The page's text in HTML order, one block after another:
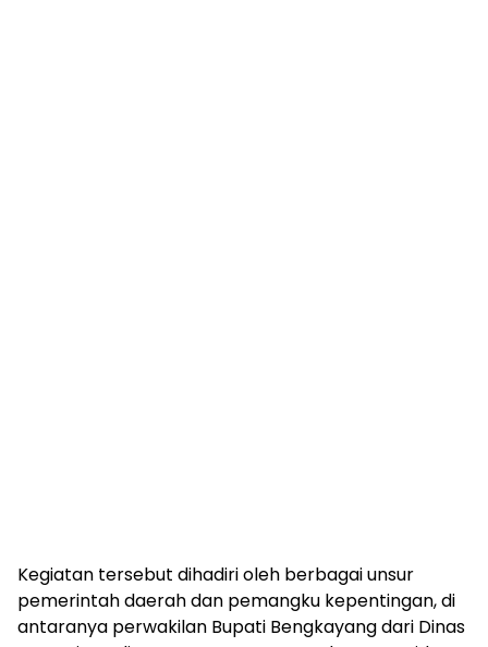
Kegiatan tersebut dihadiri oleh berbagai unsur
pemerintah daerah dan pemangku kepentingan, di
antaranya perwakilan Bupati Bengkayang dari Dinas